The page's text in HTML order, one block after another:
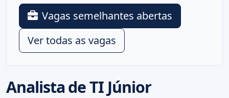
Analista de TI Júnior
Vagas semelhantes abertas
Ver todas as vagas